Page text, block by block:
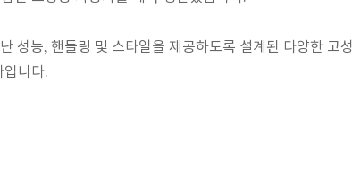
성능, 핸들링 및 스타일을 제공하도록 설계된 다양한 고
입니다.